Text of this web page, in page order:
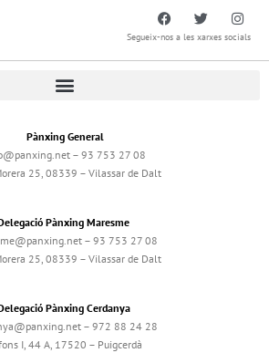
Segueix-nos a les xarxes socials
Pànxing General
– 93 753 27 08
25, 08339 – Vilassar de Dalt
Pànxing Maresme
– 93 753 27 08
25, 08339 – Vilassar de Dalt
Pànxing Cerdanya
– 972 88 24 28
I, 44 A, 17520 – Puigcerdà